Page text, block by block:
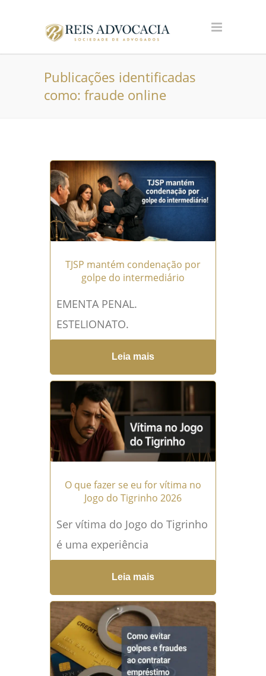
Publicações identificadas
como: fraude online
TJSP mantém condenação por
golpe do intermediário
EMENTA PENAL.
ESTELIONATO.
MATERIALIDADE E AUTORIA
EVIDENCIADAS. RECURSO
POSTULANDO A ABSOLVIÇÃO.
APELO IMPROVIDO. Réu que
cede sua conta para a prática
do...Leia mais →
Leia mais
O que fazer se eu for vítima no
Jogo do Tigrinho 2026
Ser vítima do Jogo do Tigrinho
é uma experiência
angustiante. Muitos
brasileiros foram seduzidos
pela promessa de ganhos
fáceis e rápidos, acreditando...
Leia mais →
Leia mais